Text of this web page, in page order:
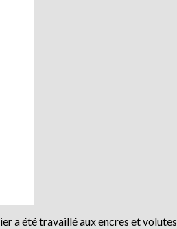
a été travaillé aux encres et volutes.